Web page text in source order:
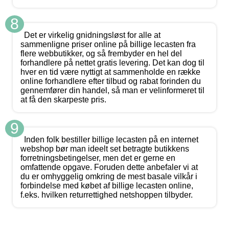
8
Det er virkelig gnidningsløst for alle at
sammenligne priser online på billige lecasten fra
flere webbutikker, og så frembyder en hel del
forhandlere på nettet gratis levering. Det kan dog til
hver en tid være nyttigt at sammenholde en række
online forhandlere efter tilbud og rabat forinden du
gennemfører din handel, så man er velinformeret til
at få den skarpeste pris.
9
Inden folk bestiller billige lecasten på en internet
webshop bør man ideelt set betragte butikkens
forretningsbetingelser, men det er gerne en
omfattende opgave. Foruden dette anbefaler vi at
du er omhyggelig omkring de mest basale vilkår i
forbindelse med købet af billige lecasten online,
f.eks. hvilken returrettighed netshoppen tilbyder.